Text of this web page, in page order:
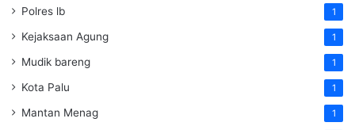
Polres lb 1
Kejaksaan Agung 1
Mudik bareng 1
Kota Palu 1
Mantan Menag 1